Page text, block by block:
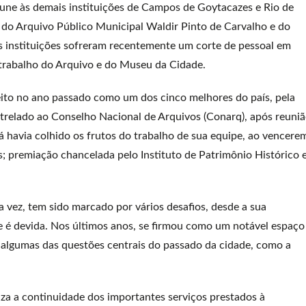
às demais instituições de Campos de Goytacazes e Rio de
Arquivo Público Municipal Waldir Pinto de Carvalho e do
sofreram recentemente um corte de pessoal em
do Arquivo e do Museu da Cidade.
no ano passado como um dos cinco melhores do país, pela
ao Conselho Nacional de Arquivos (Conarq), após
colhido os frutos do trabalho de sua equipe, ao
premiação chancelada pelo Instituto de Patrimônio Histórico
tem sido marcado por vários desafios, desde a sua
devida. Nos últimos anos, se firmou como um notável espaço
das questões centrais do passado da cidade, como a
a continuidade dos importantes serviços prestados à